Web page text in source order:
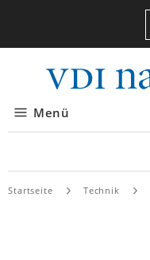
Menü
Startseite Technik